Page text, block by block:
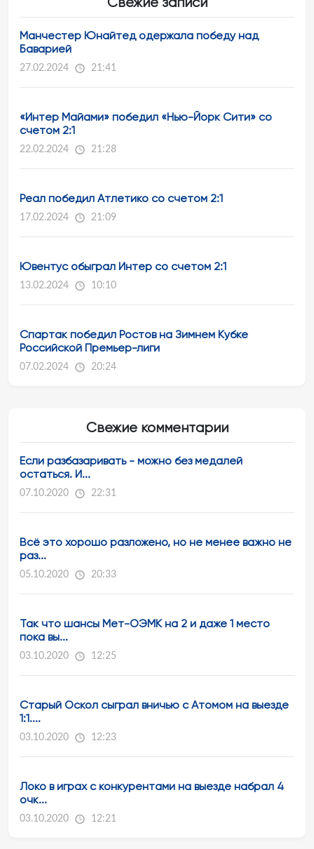
Манчестер Юнайтед одержала победу над
Баварией
27.02.2024 21:41
«Интер Майами» победил «Нью-Йорк Сити» со
счетом 2:1
22.02.2024 21:28
Реал победил Атлетико со счетом 2:1
17.02.2024 21:09
Ювентус обыграл Интер со счетом 2:1
13.02.2024 10:10
Спартак победил Ростов на Зимнем Кубке
Российской Премьер-лиги
07.02.2024 20:24
Свежие комментарии
Если разбазаривать - можно без медалей
остаться. И...
07.10.2020 22:31
Всё это хорошо разложено, но не менее важно не
раз...
05.10.2020 20:33
Так что шансы Мет-ОЭМК на 2 и даже 1 место
пока вы...
03.10.2020 12:25
Старый Оскол сыграл вничью с Атомом на выезде
1:1....
03.10.2020 12:23
Локо в играх с конкурентами на выезде набрал 4
очк...
03.10.2020 12:21